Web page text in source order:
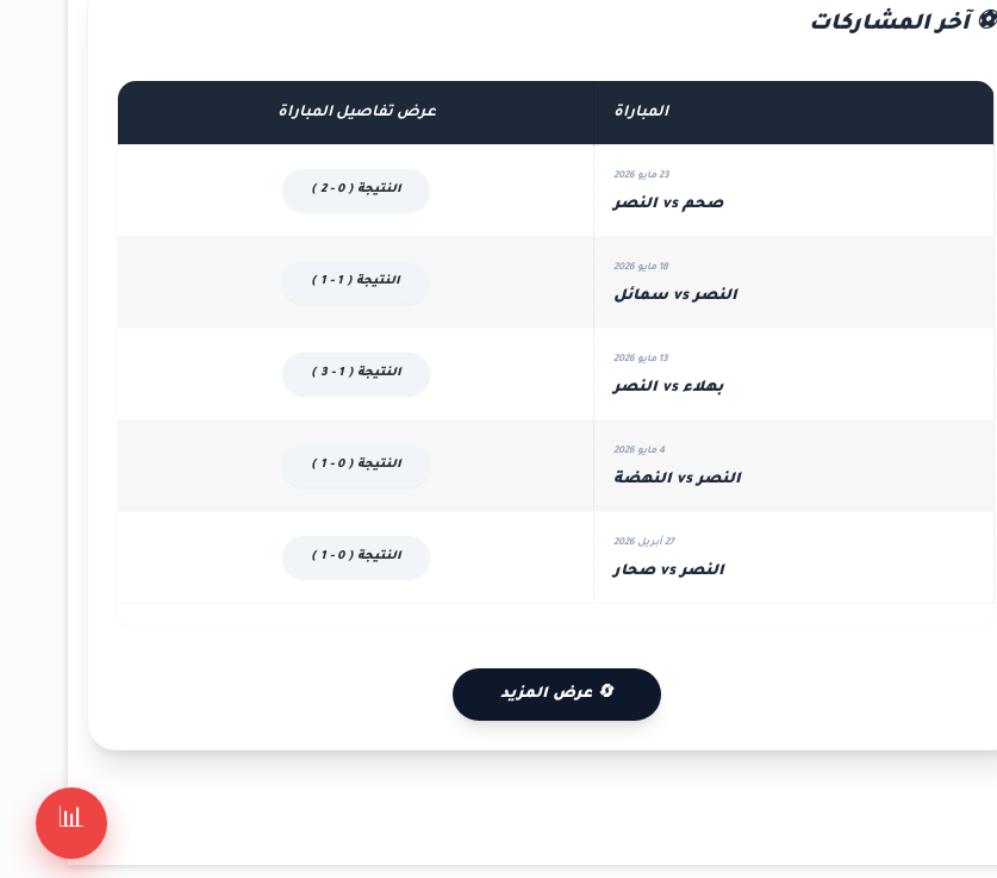
📊
⚽ آخر المشاركات
المباراة عرض تفاصيل المباراة
23 مايو 2026
صحم vs النصر
النتيجة ( 0 - 2 )
18 مايو 2026
النصر vs سمائل
النتيجة ( 1 - 1 )
13 مايو 2026
بهلاء vs النصر
النتيجة ( 1 - 3 )
4 مايو 2026
النصر vs النهضة
النتيجة ( 0 - 1 )
27 أبريل 2026
النصر vs صحار
النتيجة ( 0 - 1 )
🔄 عرض المزيد